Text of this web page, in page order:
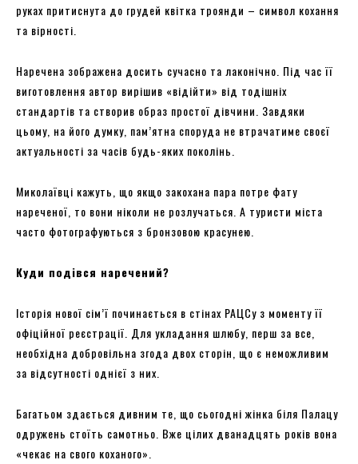
руках притиснута до грудей квітка троянди – символ кохання
та вірності.
Наречена зображена досить сучасно та лаконічно. Під час її
виготовлення автор вирішив «відійти» від тодішніх
стандартів та створив образ простої дівчини. Завдяки
цьому, на його думку, пам’ятна споруда не втрачатиме своєї
актуальності за часів будь-яких поколінь.
Миколаївці кажуть, що якщо закохана пара потре фату
нареченої, то вони ніколи не розлучаться. А туристи міста
часто фотографуються з бронзовою красунею.
Куди подівся наречений?
Історія нової сім’ї починається в стінах РАЦСу з моменту її
офіційної реєстрації. Для укладання шлюбу, перш за все,
необхідна добровільна згода двох сторін, що є неможливим
за відсутності однієї з них.
Багатьом здається дивним те, що сьогодні жінка біля Палацу
одружень стоїть самотньо. Вже цілих дванадцять років вона
«чекає на свого коханого».